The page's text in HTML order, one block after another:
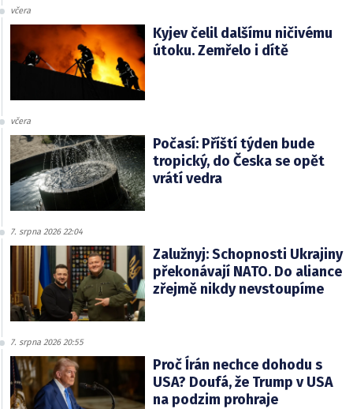
včera
Kyjev čelil dalšímu ničivému
útoku. Zemřelo i dítě
včera
Počasí: Příští týden bude
tropický, do Česka se opět
vrátí vedra
7. srpna 2026 22:04
Zalužnyj: Schopnosti Ukrajiny
překonávají NATO. Do aliance
zřejmě nikdy nevstoupíme
7. srpna 2026 20:55
Proč Írán nechce dohodu s
USA? Doufá, že Trump v USA
na podzim prohraje